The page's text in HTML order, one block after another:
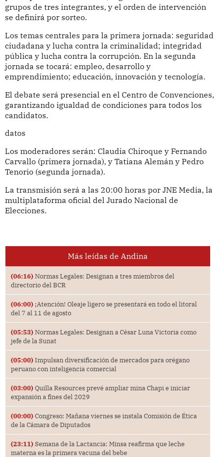
grupos de tres integrantes, y el orden de intervención
se definirá por sorteo.
Los temas centrales para la primera jornada: seguridad
ciudadana y lucha contra la criminalidad; integridad
pública y lucha contra la corrupción. En la segunda
jornada se tocará: empleo, desarrollo y
emprendimiento; educación, innovación y tecnología.
El debate será presencial en el Centro de Convenciones,
garantizando igualdad de condiciones para todos los
candidatos.
datos
Los moderadores serán: Claudia Chiroque y Fernando
Carvallo (primera jornada), y Tatiana Alemán y Pedro
Tenorio (segunda jornada).
La transmisión será a las 20:00 horas por JNE Media, la
multiplataforma oficial del Jurado Nacional de
Elecciones.
Más leídas de Andina
(06:16) Normas Legales: Designan a tres miembros del
directorio del BCR
(06:00) ¡Atención! Oleaje ligero se presentará en todo el litoral
del 7 al 11 de agosto
(05:53) Normas Legales: Designan a César Luna Victoria como
jefe de la Sunat
(05:00) Impulsan diversificación de mercados para orégano
peruano con inteligencia comercial
(03:00) Quilla Resources prevé ampliar mina Chapi e iniciar
expansión a fines del 2029
(00:00) Congreso: Mañana viernes se instala Comisión de Ética
de la Cámara de Diputados
(23:11) Semana de la Lactancia: Minsa reafirma que leche
materna es la primera vacuna del bebe